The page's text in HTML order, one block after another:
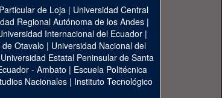
de Loja | Universidad Central
Regional Autónoma de los Andes|
Internacional del Ecuador|
Otavalo | Universidad Nacional del
Universidad Estatal Peninsular de Santa
- Ambato | Escuela Politécnica
Nacionales | Instituto Tecnológico